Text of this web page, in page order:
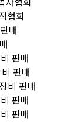
협회
매
판매
판매
비 판매
판매
판매